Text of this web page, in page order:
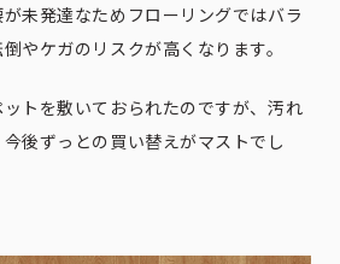
未発達なためフローリングではバラ
やケガのリスクが高くなります。
トを敷いておられたのですが、汚れ
後ずっとの買い替えがマストでし